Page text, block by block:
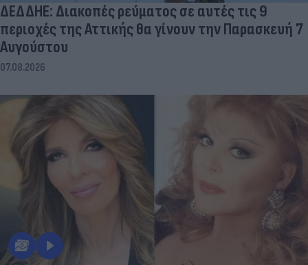
ΔΕΔΔΗΕ: Διακοπές ρεύματος σε αυτές τις 9
περιοχές της Αττικής θα γίνουν την Παρασκευή 7
Αυγούστου
07.08.2026